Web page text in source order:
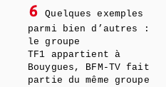
6
Quelques exemples
parmi bien d’autres :
le groupe
TF1 appartient à
Bouygues, BFM-TV fait
partie du même groupe